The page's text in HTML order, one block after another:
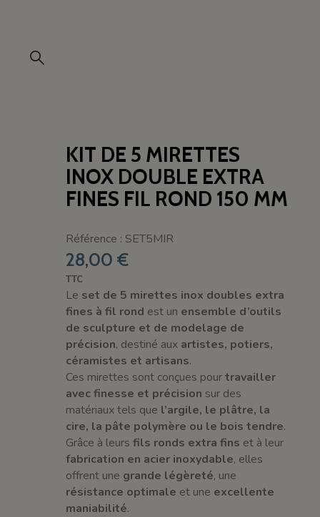
KIT DE 5 MIRETTES
INOX DOUBLE EXTRA
FINES FIL ROND 150 MM
Référence : SET5MIR
28,00 €
TTC
Le set de 5 mirettes inox doubles extra
fines à fil rond est un ensemble d’outils
de sculpture et de modelage de
précision, destiné aux artistes, potiers,
céramistes et artisans.
Ces mirettes sont conçues pourtravailler
avec finesse et précision sur des
matériaux tels que l’argile, le plâtre, la
cire, la pâte polymère ou le bois tendre.
Grâce à leursfils ronds extra fins et à leur
fabrication en acier inoxydable, elles
offrent une grande légèreté, une
résistance optimale et une excellente
maniabilité.